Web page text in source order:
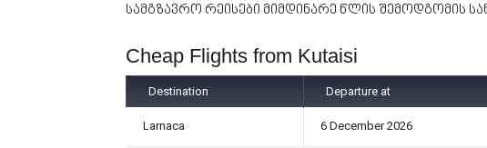
სამგზავრო რეისები მიმდინარე წლის შემოდგომის
Cheap Flights from Kutaisi
Destination Departure at
Larnaca 6 December 2026